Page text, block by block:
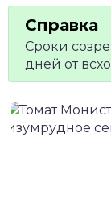
Сроки
дней от